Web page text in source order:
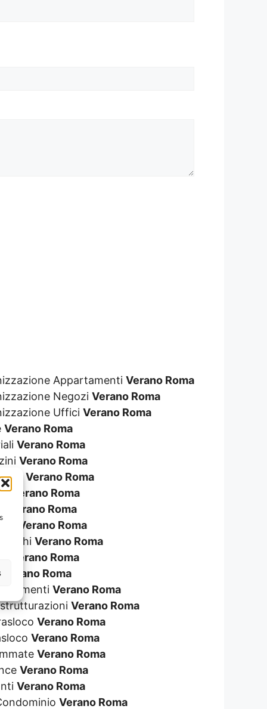
AppartamentiVerano Roma
NegoziVerano Roma
UfficiVerano Roma
Verano Roma
Verano Roma
Verano Roma
Verano Roma
Verano Roma
Verano Roma
Verano Roma
Verano Roma
Verano Roma
Verano Roma
Verano Roma
Verano Roma
Verano Roma
Verano Roma
Verano Roma
Verano Roma
Verano Roma
Verano Roma